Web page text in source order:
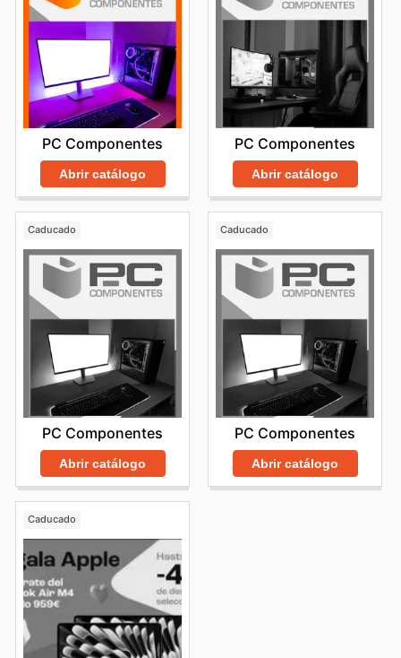
PC Componentes
Abrir catálogo
PC Componentes
Abrir catálogo
Caducado
PC Componentes
Abrir catálogo
Caducado
PC Componentes
Abrir catálogo
Caducado